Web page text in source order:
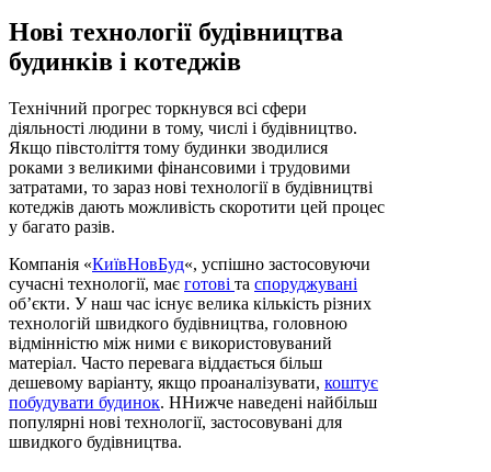
Нові технології будівництва
будинків і котеджів
Технічний прогрес торкнувся всі сфери
діяльності людини в тому, числі і будівництво.
Якщо півстоліття тому будинки зводилися
роками з великими фінансовими і трудовими
затратами, то зараз нові технології в будівництві
котеджів дають можливість скоротити цей процес
у багато разів.
Компанія «КиївНовБуд«, успішно застосовуючи
сучасні технології, має готові та споруджувані
об’єкти. У наш час існує велика кількість різних
технологій швидкого будівництва, головною
відмінністю між ними є використовуваний
матеріал. Часто перевага віддається більш
дешевому варіанту, якщо проаналізувати, коштує
побудувати будинок. ННижче наведені найбільш
популярні нові технології, застосовувані для
швидкого будівництва.